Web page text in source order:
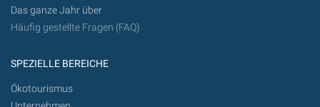
Das ganze Jahr über
Häufig gestellte Fragen (FAQ)
SPEZIELLE BEREICHE
Ökotourismus